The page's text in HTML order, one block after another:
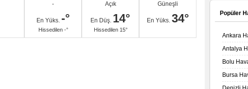
-
En Yüks. -°
Hissedilen -°
Açık
En Düş. 14°
Hissedilen 15°
Güneşli
En Yüks. 34° Popüler
Ankara
Antalya
Bolu
Bursa